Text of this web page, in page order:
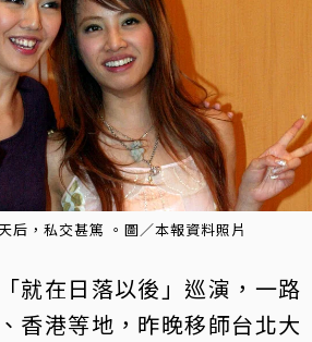
后，私交甚篤 。圖／本報資料照片
就在日落以後」巡演，一路
香港等地，昨晚移師台北大